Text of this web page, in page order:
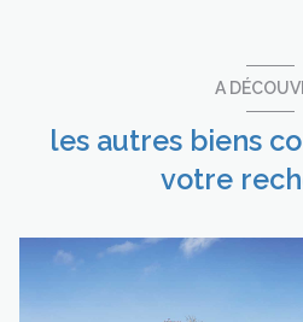
A
les autres biens
votre